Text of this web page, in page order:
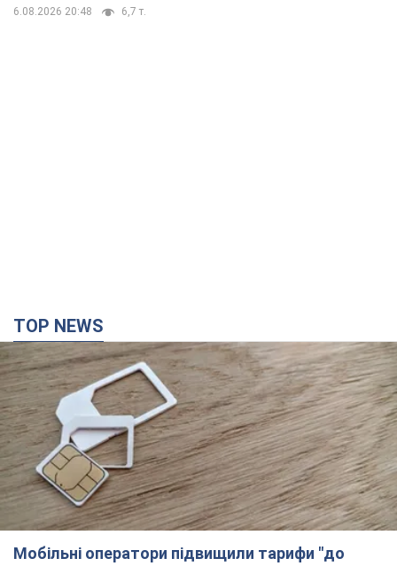
6.08.2026 20:48 6,7 т.
TOP NEWS
Мобільні оператори підвищили тарифи "до